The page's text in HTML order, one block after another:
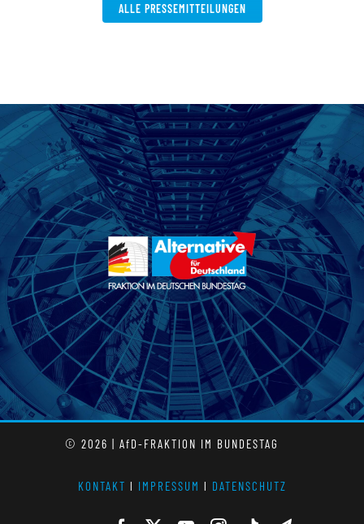
ALLE PRESSEMITTEILUNGEN
© 2026 | AfD-FRAKTION IM BUNDESTAG
KONTAKT l IMPRESSUM l DATENSCHUTZ